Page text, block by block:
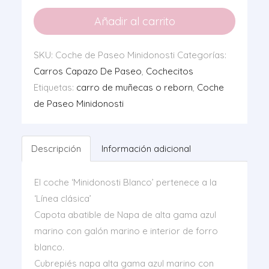
Paseo
Minidonosti
Añadir al carrito
SKU: Coche de Paseo Minidonosti Categorías:
Carros Capazo De Paseo, Cochecitos
Etiquetas: carro de muñecas o reborn, Coche
de Paseo Minidonosti
Descripción Información adicional
El coche ‘Minidonosti Blanco’ pertenece a la
‘Línea clásica’
Capota abatible de Napa de alta gama azul
marino con galón marino e interior de forro
blanco.
Cubrepiés napa alta gama azul marino con